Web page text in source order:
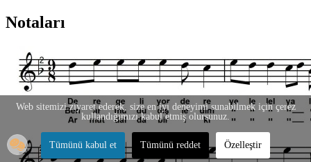
Notaları
Web sitemizi ziyaret ederek, size en iyi deneyimi sunabilmek için çerez
kullandığımızı kabul etmiş olursunuz.
Tümünü kabul et Tümünü reddet Özelleştir